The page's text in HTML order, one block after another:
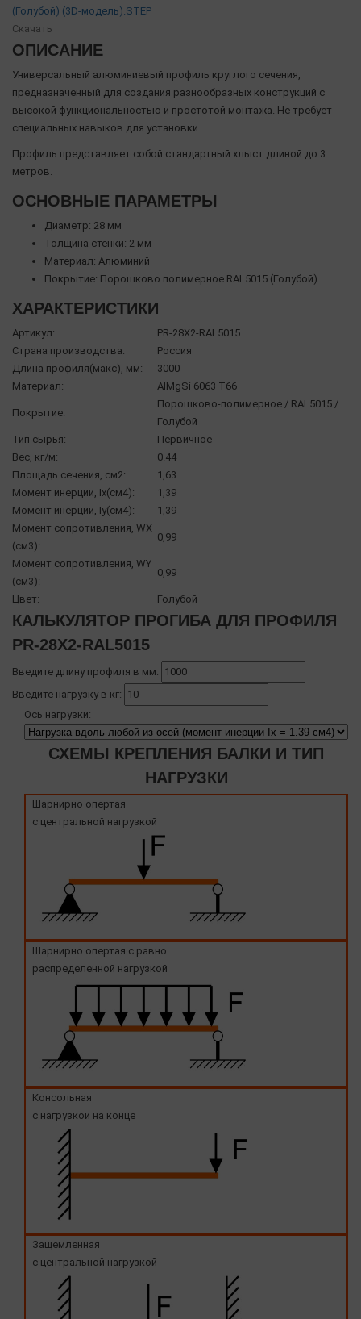
(Голубой) (3D-модель).STEP
Скачать
ОПИСАНИЕ
Универсальный алюминиевый профиль круглого сечения,
предназначенный для создания разнообразных конструкций с
высокой функциональностью и простотой монтажа. Не требует
специальных навыков для установки.
Профиль представляет собой стандартный хлыст длиной до 3
метров.
ОСНОВНЫЕ ПАРАМЕТРЫ
Диаметр: 28 мм
Толщина стенки: 2 мм
Материал: Алюминий
Покрытие: Порошково полимерное RAL5015 (Голубой)
ХАРАКТЕРИСТИКИ
Артикул:
PR-28X2-RAL5015
Страна производства:
Россия
Длина профиля(макс), мм:
3000
Материал:
AlMgSi 6063 Т66
Покрытие:
Порошково-полимерное / RAL5015 /
Голубой
Тип сырья:
Первичное
Вес, кг/м:
0.44
Площадь сечения, см2:
1,63
Момент инерции, Ix(см4):
1,39
Момент инерции, Iy(см4):
1,39
Момент сопротивления, WX
(см3):
0,99
Момент сопротивления, WY
(см3):
0,99
Цвет: Голубой
КАЛЬКУЛЯТОР ПРОГИБА ДЛЯ ПРОФИЛЯ
PR-28X2-RAL5015
Введите длину профиля в мм:
Введите нагрузку в кг:
Ось нагрузки:
СХЕМЫ КРЕПЛЕНИЯ БАЛКИ И ТИП
НАГРУЗКИ
Шарнирно опертая
с центральной нагрузкой
Шарнирно опертая с равно
распределенной нагрузкой
Консольная
с нагрузкой на конце
Защемленная
с центральной нагрузкой